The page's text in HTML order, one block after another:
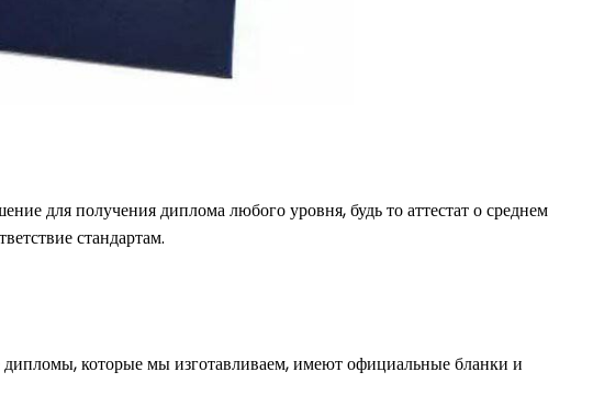
для получения диплома любого уровня, будь то аттестат о среднем
стандартам.
которые мы изготавливаем, имеют официальные бланки и